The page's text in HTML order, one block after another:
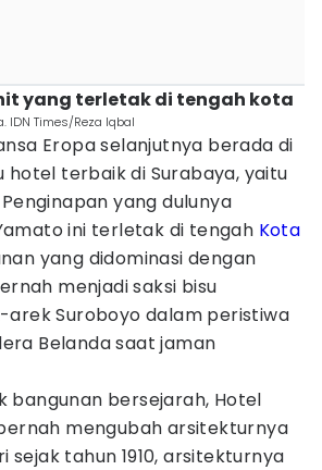
yang terletak di tengah kota
IDN Times/Reza Iqbal
Eropa selanjutnya berada di
hotel terbaik di Surabaya, yaitu
yang dulunya
ini terletak di tengah Kota
yang didominasi dengan
menjadi saksi bisu
arek Suroboyo dalam peristiwa
Belanda saat jaman
bangunan bersejarah, Hotel
mengubah arsitekturnya
sejak tahun 1910, arsitekturnya